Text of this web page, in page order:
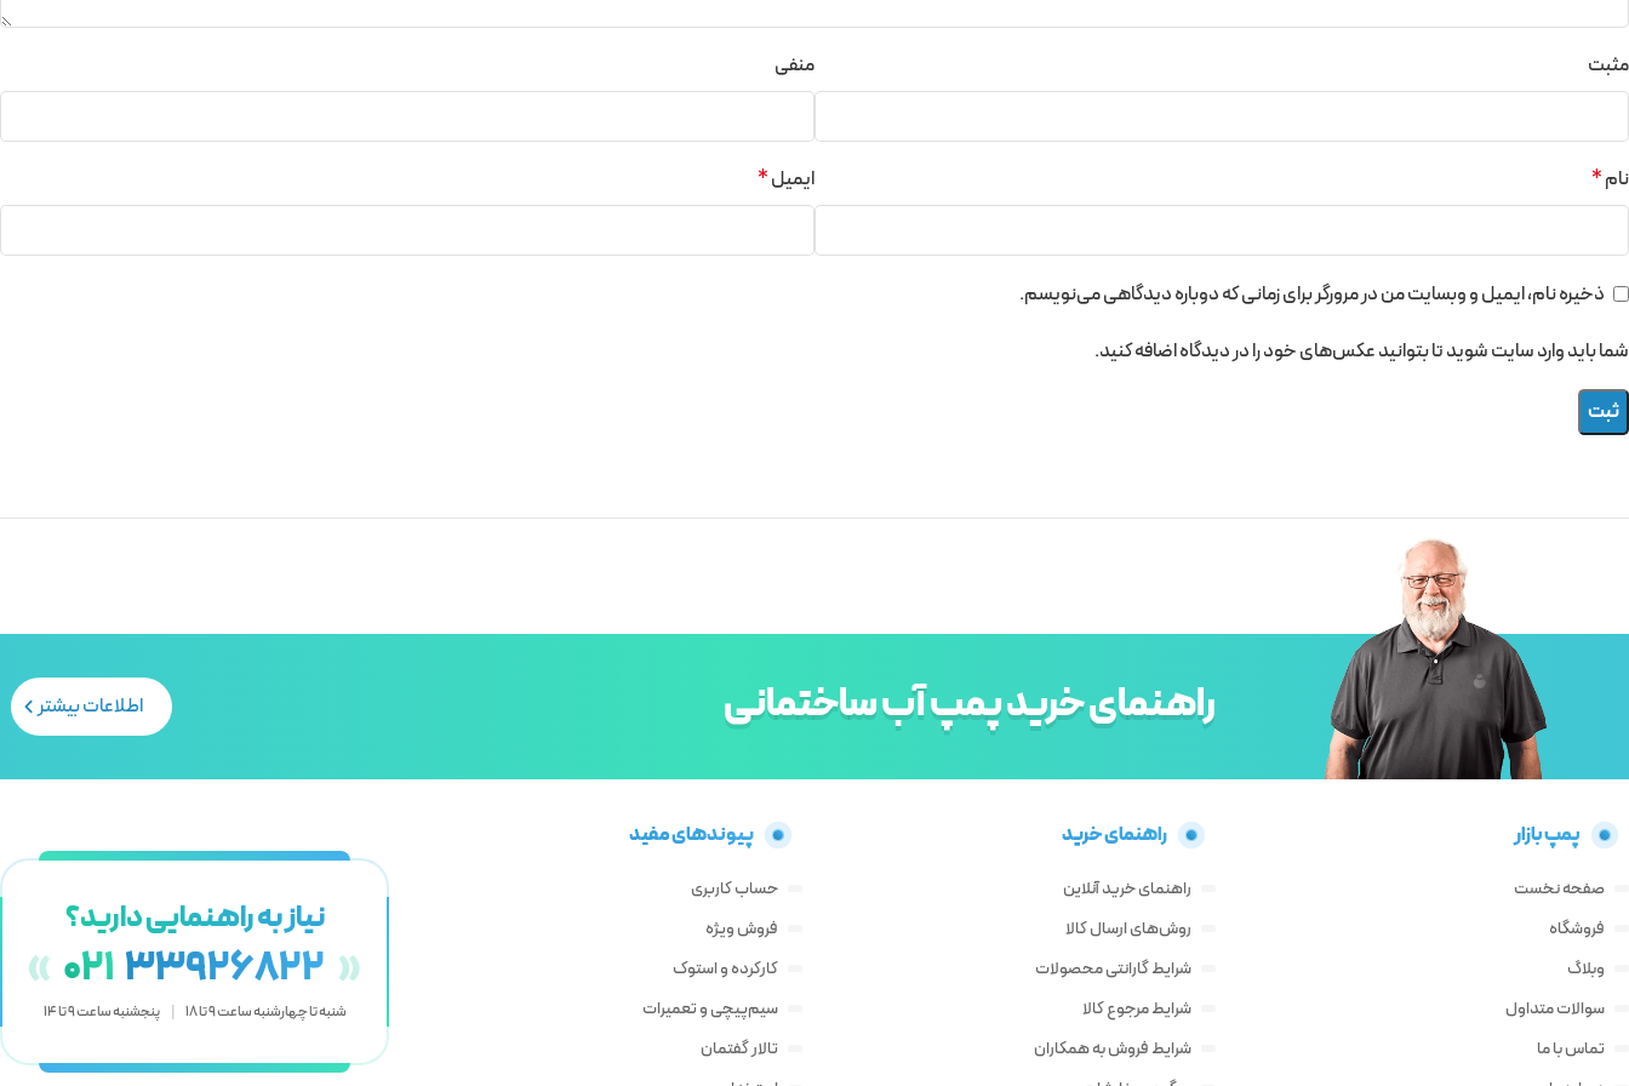
مثبت منفی
نام* ایمیل*
ذخیره نام، ایمیل و وبسایت من در مرورگر برای زمانی که دوباره دیدگاهی می‌نویسم.
شما باید وارد سایت شوید تا بتوانید عکس‌های خود را در دیدگاه اضافه کنید.
راهنمای خرید پمپ آب ساختمانی اطلاعات بیشتر
پمپ بازار
صفحه نخست
فروشگاه
وبلاگ
سوالات متداول
تماس با ما
راهنمای خرید
راهنمای خرید آنلاین
روش‌های ارسال کالا
شرایط گارانتی محصولات
شرایط مرجوع کالا
شرایط فروش به همکاران
پیوندهای مفید
حساب کاربری
فروش ویژه
کارکرده و استوک
سیم‌پیچی و تعمیرات
تالار گفتمان
نیاز به راهنمایی دارید؟
« 021 33926822 »
شنبه تا چهارشنبه ساعت 9 تا 18 پنجشنبه ساعت 9 تا 14